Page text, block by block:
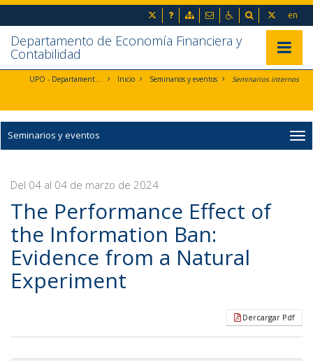
Ir al contenido principal de la página (alt + s)
Ir a la cabecera de la página (alt + c)
Ir al pie de la página (alt + p)
Ir al menú principal (alt + u)
en
inicio Preguntas frecuentes
Mapa webContactoAccesibilidad
Buscador
Departamento de Economía Financiera y
Contabilidad
UPO - Departamento de Economía Financiera y Contabilidad Inicio Seminarios y eventos Seminarios internos
Seminarios y eventos
Del 04 al 04 de marzo de 2024
The Performance Effect of
the Information Ban:
Evidence from a Natural
Experiment
Dercargar Pdf